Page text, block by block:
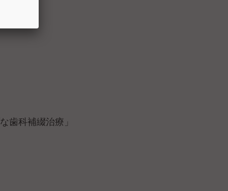
科補綴治療」